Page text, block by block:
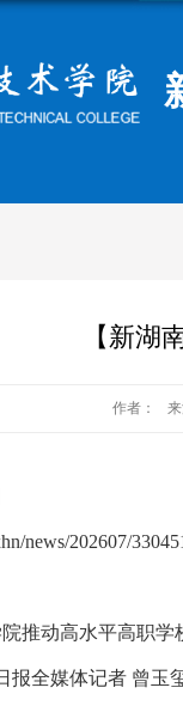
【新湖
作者：
news/202607/
推动高水平高职学
报全媒体记者 曾玉